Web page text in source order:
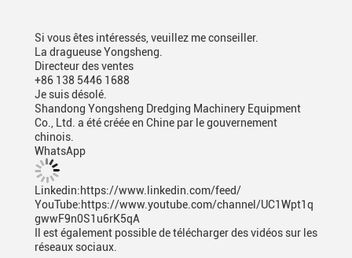
Si vous êtes intéressés, veuillez me conseiller.
La dragueuse Yongsheng.
Directeur des ventes
+86 138 5446 1688
Je suis désolé.
Shandong Yongsheng Dredging Machinery Equipment
Co., Ltd. a été créée en Chine par le gouvernement
chinois.
WhatsApp
Linkedin:https://www.linkedin.com/feed/
YouTube:https://www.youtube.com/channel/UC1Wpt1q
gwwF9n0S1u6rK5qA
Il est également possible de télécharger des vidéos sur les
réseaux sociaux.